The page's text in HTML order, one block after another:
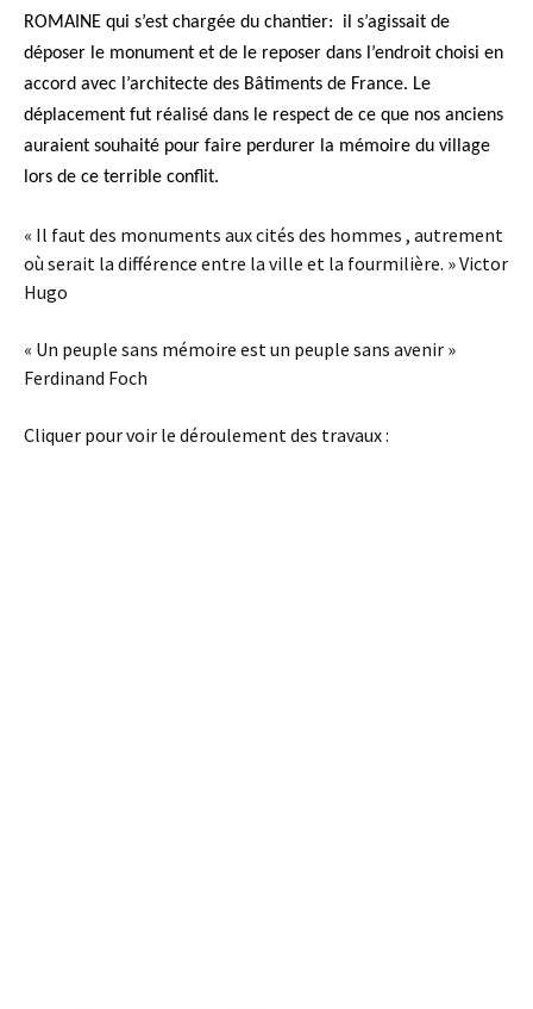
ROMAINE qui s’est chargée du chantier: il s’agissait de
déposer le monument et de le reposer dans l’endroit choisi en
accord avec l’architecte des Bâtiments de France. Le
déplacement fut réalisé dans le respect de ce que nos anciens
auraient souhaité pour faire perdurer la mémoire du village
lors de ce terrible conflit.
« Il faut des monuments aux cités des hommes , autrement
où serait la différence entre la ville et la fourmilière. » Victor
Hugo
« Un peuple sans mémoire est un peuple sans avenir »
Ferdinand Foch
Cliquer pour voir le déroulement des travaux :